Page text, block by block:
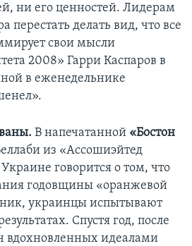
ни его ценностей. Лидерам
перестать делать вид, что все
свои мысли
2008» Гарри Каспаров в
в еженедельнике
В напечатанной «Бостон
из «Ассошиэйтед
говорится о том, что
годовщины «оранжевой
украинцы испытывают
Спустя год, после
вдохновленных идеалами